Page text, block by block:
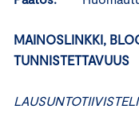
MAINOSLINKKI,
TUNNISTETTAVUUS